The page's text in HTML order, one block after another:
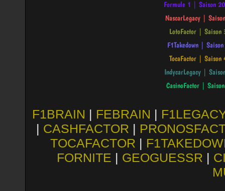
F1BRAIN | FEBRAIN |
| CASHFACTOR |
TOCAFACTOR |
FORNITE | GEOGUESSR |